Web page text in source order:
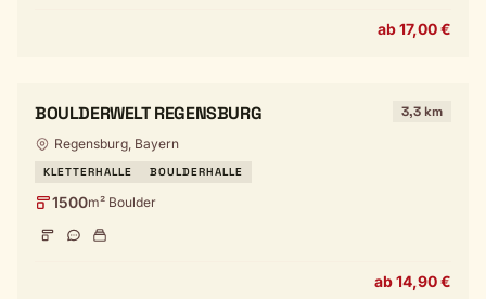
ab 17,00 €
BOULDERWELT REGENSBURG 3,3 km
Regensburg, Bayern
KLETTERHALLE BOULDERHALLE
1500m² Boulder
ab 14,90 €